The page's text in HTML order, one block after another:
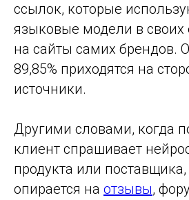
ссылок, которые
языковые модели в своих
на сайты самих брендов.
89,85% приходятся на
источники.
Другими словами, когда
клиент спрашивает
продукта или
опирается на отзывы,